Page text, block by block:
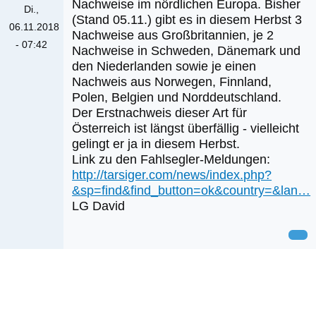
Di.,
06.11.2018
- 07:42
Nachweise im nördlichen Europa. Bisher
(Stand 05.11.) gibt es in diesem Herbst 3
Nachweise aus Großbritannien, je 2
Nachweise in Schweden, Dänemark und
den Niederlanden sowie je einen
Nachweis aus Norwegen, Finnland,
Polen, Belgien und Norddeutschland.
Der Erstnachweis dieser Art für
Österreich ist längst überfällig - vielleicht
gelingt er ja in diesem Herbst.
Link zu den Fahlsegler-Meldungen:
http://tarsiger.com/news/index.php?
&sp=find&find_button=ok&country=&lan…
LG David